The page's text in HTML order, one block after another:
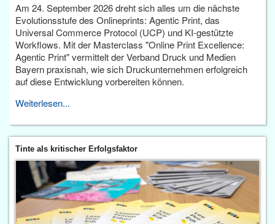
Am 24. September 2026 dreht sich alles um die nächste
Evolutionsstufe des Onlineprints: Agentic Print, das
Universal Commerce Protocol (UCP) und KI-gestützte
Workflows. Mit der Masterclass "Online Print Excellence:
Agentic Print" vermittelt der Verband Druck und Medien
Bayern praxisnah, wie sich Druckunternehmen erfolgreich
auf diese Entwicklung vorbereiten können.
Weiterlesen...
Tinte als kritischer Erfolgsfaktor